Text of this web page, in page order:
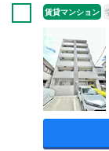
賃貸マンション